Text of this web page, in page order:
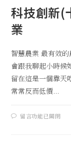
科技創新(
業
智慧農業 最有效
會跟我聊起小時候
留在這是一個靠天
常常反而低價...
留言功能已關閉